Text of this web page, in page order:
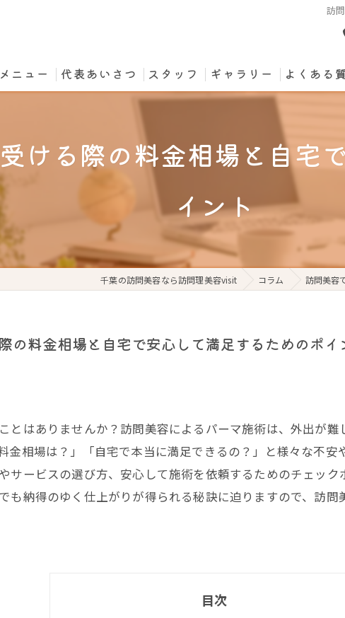
訪
メニュー 代表あいさつ スタッフ ギャラリー よくある
ける際の料金相場と自宅
イント
千葉の訪問美容なら訪問理美容visit コラム 訪問美容
の料金相場と自宅で安心して満足するためのポイ
とはありませんか？訪問美容によるパーマ施術は、外出が
金相場は？」「自宅で本当に満足できるの？」と様々な不
サービスの選び方、安心して施術を依頼するためのチェッ
も納得のゆく仕上がりが得られる秘訣に迫りますので、訪
目次